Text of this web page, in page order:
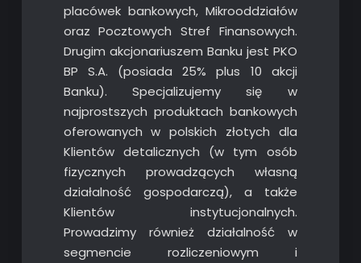
placówek bankowych, Mikrooddziałów
oraz Pocztowych Stref Finansowych.
Drugim akcjonariuszem Banku jest PKO
BP S.A. (posiada 25% plus 10 akcji
Banku). Specjalizujemy się w
najprostszych produktach bankowych
oferowanych w polskich złotych dla
Klientów detalicznych (w tym osób
fizycznych prowadzących własną
działalność gospodarczą), a także
Klientów instytucjonalnych.
Prowadzimy również działalność w
segmencie rozliczeniowym i